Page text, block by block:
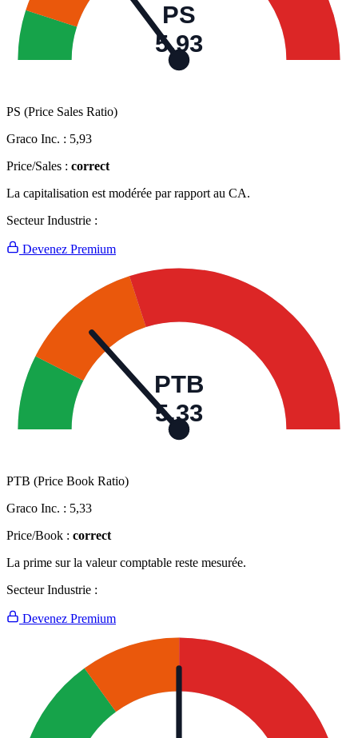
PS
5,93
PS (Price Sales Ratio)
Graco Inc. : 5,93
Price/Sales : correct
La capitalisation est modérée par rapport au CA.
Secteur Industrie :
Devenez Premium
PTB
5,33
PTB (Price Book Ratio)
Graco Inc. : 5,33
Price/Book : correct
La prime sur la valeur comptable reste mesurée.
Secteur Industrie :
Devenez Premium